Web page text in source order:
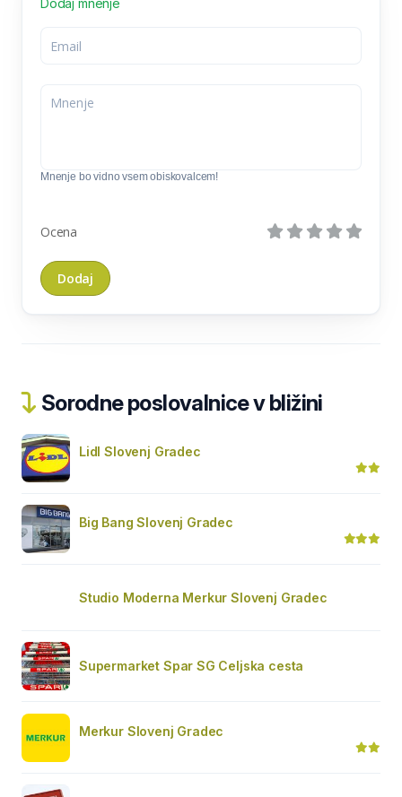
Dodaj mnenje
Mnenje bo vidno vsem obiskovalcem!
Ocena
Sorodne poslovalnice v bližini
Lidl Slovenj Gradec
Big Bang Slovenj Gradec
Studio Moderna Merkur Slovenj Gradec
Supermarket Spar SG Celjska cesta
Merkur Slovenj Gradec